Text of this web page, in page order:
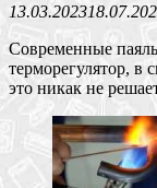
13.03.2023
Современные
терморегулятор, в
это никак не